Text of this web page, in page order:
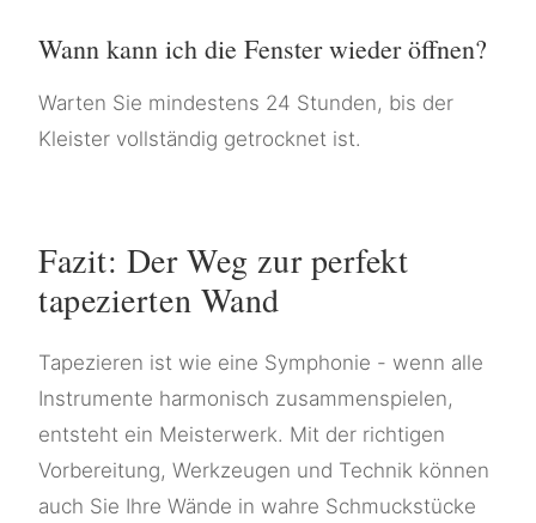
Wann kann ich die Fenster wieder öffnen?
Warten Sie mindestens 24 Stunden, bis der
Kleister vollständig getrocknet ist.
Fazit: Der Weg zur perfekt
tapezierten Wand
Tapezieren ist wie eine Symphonie - wenn alle
Instrumente harmonisch zusammenspielen,
entsteht ein Meisterwerk. Mit der richtigen
Vorbereitung, Werkzeugen und Technik können
auch Sie Ihre Wände in wahre Schmuckstücke